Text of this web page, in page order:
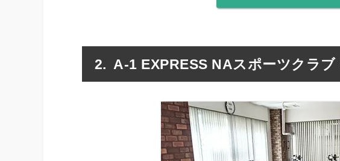
A-1 EXPRESS NAスポーツクラブ